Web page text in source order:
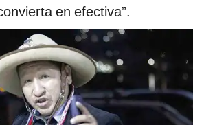
en efectiva”.